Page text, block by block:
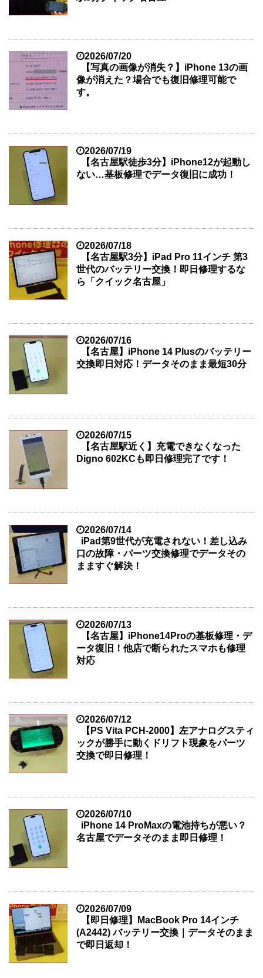
2026/07/20
【写真の画像が消失？】iPhone 13の画
像が消えた？場合でも復旧修理可能で
す。
2026/07/19
【名古屋駅徒歩3分】iPhone12が起動し
ない…基板修理でデータ復旧に成功！
2026/07/18
【名古屋駅3分】iPad Pro 11インチ 第3
世代のバッテリー交換！即日修理するな
ら「クイック名古屋」
2026/07/16
【名古屋】iPhone 14 Plusのバッテリー
交換即日対応！データそのまま最短30分
2026/07/15
【名古屋駅近く】充電できなくなった
Digno 602KCも即日修理完了です！
2026/07/14
iPad第9世代が充電されない！差し込み
口の故障・パーツ交換修理でデータその
まますぐ解決！
2026/07/13
【名古屋】iPhone14Proの基板修理・デ
ータ復旧！他店で断られたスマホも修理
対応
2026/07/12
【PS Vita PCH-2000】左アナログスティ
ックが勝手に動くドリフト現象をパーツ
交換で即日修理！
2026/07/10
iPhone 14 ProMaxの電池持ちが悪い？
名古屋でデータそのまま即日修理！
2026/07/09
【即日修理】MacBook Pro 14インチ
(A2442) バッテリー交換｜データそのまま
で即日返却！